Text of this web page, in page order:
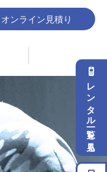
オンライン見積り
レンタル一覧を見る